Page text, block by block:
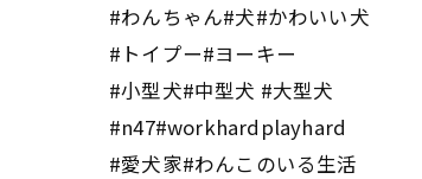
#わんちゃん#犬#かわいい犬
#トイプー#ヨーキー
#小型犬#中型犬 #大型犬
#n47#workhardplayhard
#愛犬家#わんこのいる生活